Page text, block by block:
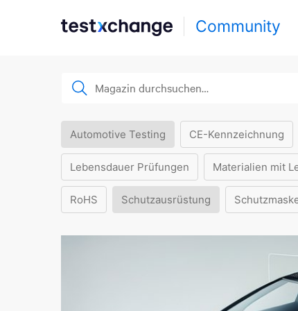
Community
Automotive Testing CE-Kennzeichnung
Lebensdauer Prüfungen Materialien mit
RoHS Schutzausrüstung